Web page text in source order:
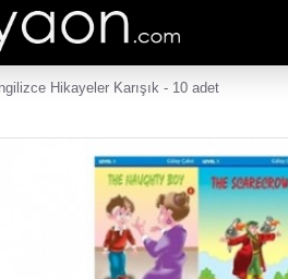
Hikayeler Karışık - 10 adet